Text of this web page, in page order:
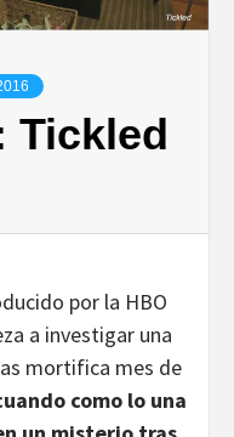
Tickled
por la HBO
a investigar una
mortifica mes de
como lo una